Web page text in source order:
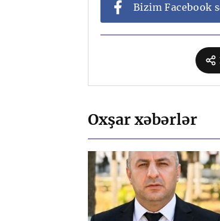
Bizim Facebook
Oxşar xəbərlər